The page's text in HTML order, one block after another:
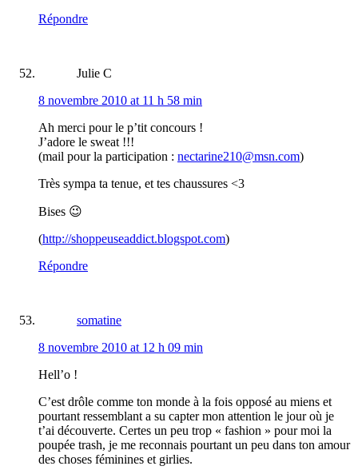
Répondre
Julie C
8 novembre 2010 at 11 h 58 min
Ah merci pour le p’tit concours !
J’adore le sweat !!!
(mail pour la participation : nectarine210@msn.com)
Très sympa ta tenue, et tes chaussures <3
Bises 😉
(http://shoppeuseaddict.blogspot.com)
Répondre
somatine
8 novembre 2010 at 12 h 09 min
Hell’o !
C’est drôle comme ton monde à la fois opposé au miens et
pourtant ressemblant a su capter mon attention le jour où je
t’ai découverte. Certes un peu trop « fashion » pour moi la
poupée trash, je me reconnais pourtant un peu dans ton amour
des choses féminines et girlies.